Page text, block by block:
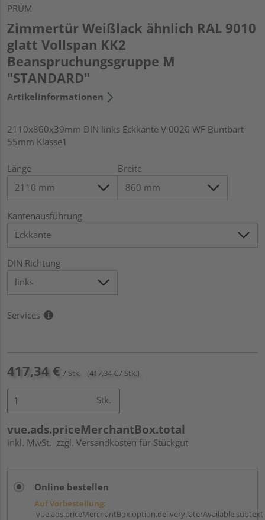
PRÜM
Zimmertür Weißlack ähnlich RAL 9010
glatt Vollspan KK2
Beanspruchungsgruppe M
"STANDARD"
Artikelinformationen
2110x860x39mm DIN links Eckkante V 0026 WF Buntbart
55mm Klasse1
Länge Breite
Kantenausführung
DIN Richtung
Services
417,34 € / Stk. (417,34 € / Stk.)
Stk.
vue.ads.priceMerchantBox.total
inkl. MwSt. zzgl. Versandkosten für Stückgut
Online bestellen
Auf Vorbestellung:
vue.ads.priceMerchantBox.option.delivery.laterAvailable.subtext